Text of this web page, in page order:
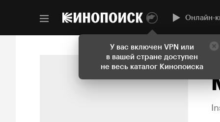
У вас включен VPN или
в вашей стране доступен
не весь каталог Кинопоиска
Онлайн-